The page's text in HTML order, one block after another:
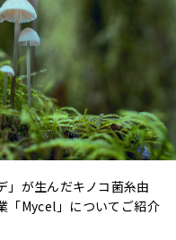
」が生んだキノコ菌糸由
「Mycel」についてご紹介